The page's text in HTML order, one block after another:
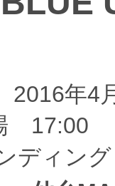
2016年4
ディン